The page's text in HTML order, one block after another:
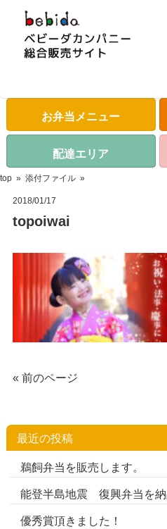
お弁当メニュー
配達エリア
top » 添付ファイル »
2018/01/17
topoiwai
« 前のページ
最近の投稿
鵜飼弁当を販売します。
能登半島地震 復興弁当を納
優秀賞頂きました！